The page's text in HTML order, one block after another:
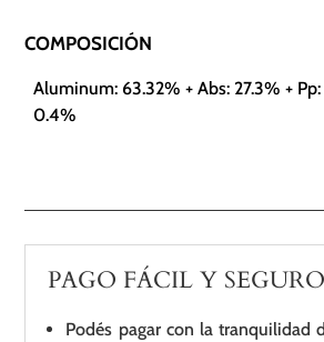
COMPOSICIÓN
Aluminum: 63.32% + Abs: 27.3% +
0.4%
PAGO FÁCIL Y SEGURO
Podés pagar con la tranquilidad